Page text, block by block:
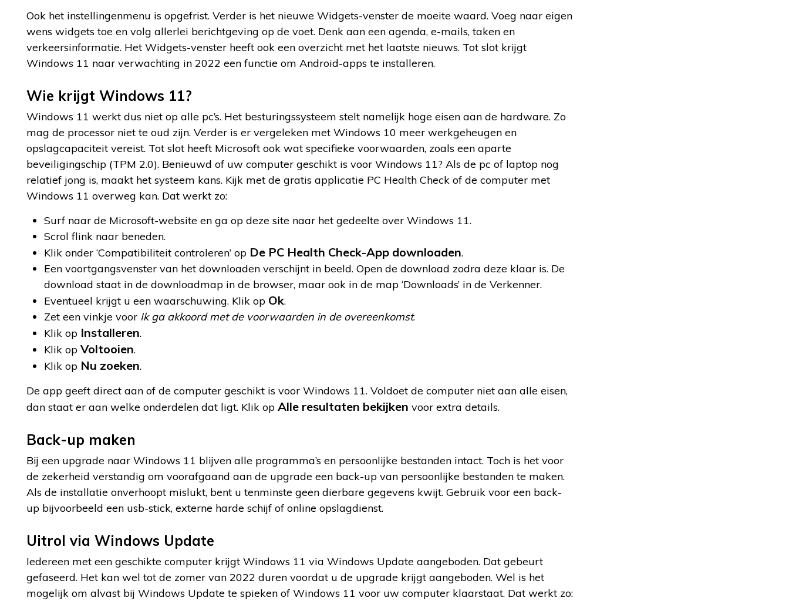
Ook het instellingenmenu is opgefrist. Verder is het nieuwe Widgets-venster de moeite waard. Voeg naar eigen
wens widgets toe en volg allerlei berichtgeving op de voet. Denk aan een agenda, e-mails, taken en
verkeersinformatie. Het Widgets-venster heeft ook een overzicht met het laatste nieuws. Tot slot krijgt
Windows 11 naar verwachting in 2022 een functie om Android-apps te installeren.
Wie krijgt Windows 11?
Windows 11 werkt dus niet op alle pc’s. Het besturingssysteem stelt namelijk hoge eisen aan de hardware. Zo
mag de processor niet te oud zijn. Verder is er vergeleken met Windows 10 meer werkgeheugen en
opslagcapaciteit vereist. Tot slot heeft Microsoft ook wat specifieke voorwaarden, zoals een aparte
beveiligingschip (TPM 2.0). Benieuwd of uw computer geschikt is voor Windows 11? Als de pc of laptop nog
relatief jong is, maakt het systeem kans. Kijk met de gratis applicatie PC Health Check of de computer met
Windows 11 overweg kan. Dat werkt zo:
Surf naar de Microsoft-website en ga op deze site naar het gedeelte over Windows 11.
Scrol flink naar beneden.
Klik onder ‘Compatibiliteit controleren’ op De PC Health Check-App downloaden.
Een voortgangsvenster van het downloaden verschijnt in beeld. Open de download zodra deze klaar is. De
download staat in de downloadmap in de browser, maar ook in de map ‘Downloads’ in de Verkenner.
Eventueel krijgt u een waarschuwing. Klik op Ok.
Zet een vinkje voor Ik ga akkoord met de voorwaarden in de overeenkomst.
Klik op Installeren.
Klik op Voltooien.
Klik op Nu zoeken.
De app geeft direct aan of de computer geschikt is voor Windows 11. Voldoet de computer niet aan alle eisen,
dan staat er aan welke onderdelen dat ligt. Klik op Alle resultaten bekijken voor extra details.
Back-up maken
Bij een upgrade naar Windows 11 blijven alle programma’s en persoonlijke bestanden intact. Toch is het voor
de zekerheid verstandig om voorafgaand aan de upgrade een back-up van persoonlijke bestanden te maken.
Als de installatie onverhoopt mislukt, bent u tenminste geen dierbare gegevens kwijt. Gebruik voor een back-
up bijvoorbeeld een usb-stick, externe harde schijf of online opslagdienst.
Uitrol via Windows Update
Iedereen met een geschikte computer krijgt Windows 11 via Windows Update aangeboden. Dat gebeurt
gefaseerd. Het kan wel tot de zomer van 2022 duren voordat u de upgrade krijgt aangeboden. Wel is het
mogelijk om alvast bij Windows Update te spieken of Windows 11 voor uw computer klaarstaat. Dat werkt zo: